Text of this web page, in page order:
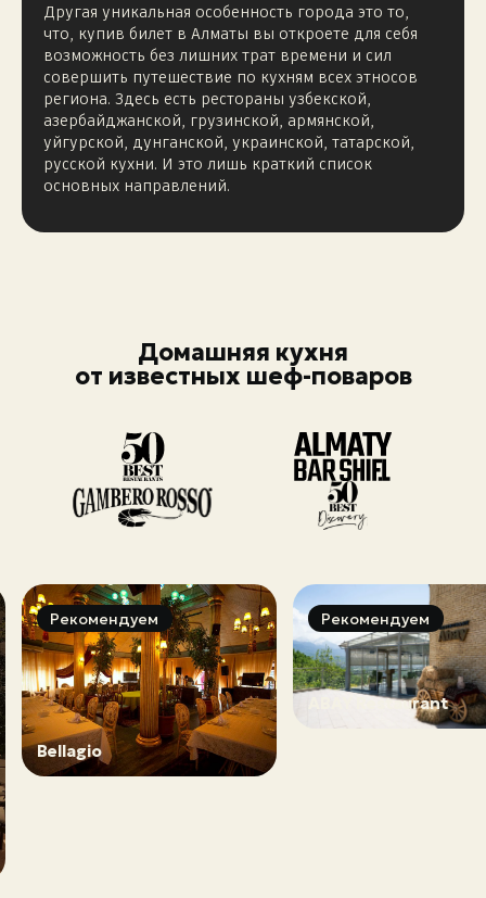
Другая уникальная особенность города это то,
что, купив билет в Алматы вы откроете для себя
возможность без лишних трат времени и сил
совершить путешествие по кухням всех этносов
региона. Здесь есть рестораны узбекской,
азербайджанской, грузинской, армянской,
уйгурской, дунганской, украинской, татарской,
русской кухни. И это лишь краткий список
основных направлений.
Домашняя кухня
от известных шеф-поваров
Рекомендуем
ABAY Restaurant
Рекомендуем